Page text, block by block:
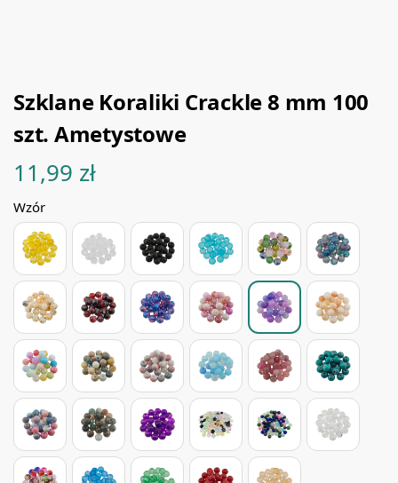
Szklane Koraliki Crackle 8 mm 100
szt. Ametystowe
11,99 zł
Wzór